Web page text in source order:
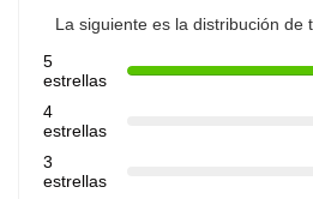
La siguiente es la distribución de
5
estrellas
4
estrellas
3
estrellas